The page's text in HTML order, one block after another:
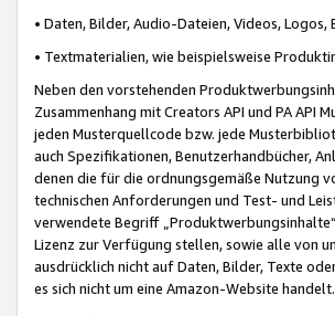
• Daten, Bilder, Audio-Dateien, Videos,
• Textmaterialien, wie beispielsweise
Neben den vorstehenden
Zusammenhang mit Creators API und PA
jeden Musterquellcode bzw. jede
auch Spezifikationen, Benutzerhandbücher,
denen die für die ordnungsgemäße Nutzung
technischen Anforderungen und Test- und
verwendete Begriff
Lizenz zur Verfügung stellen, sowie alle von
ausdrücklich nicht auf Daten, Bilder, Texte
es sich nicht um eine Amazon-Website handelt.